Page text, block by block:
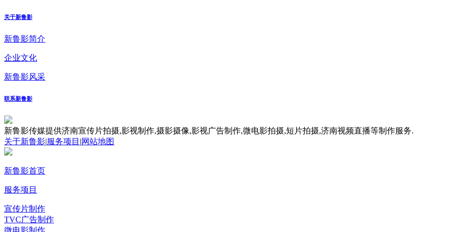
关于新鲁影
新鲁影简介
企业文化
新鲁影风采
联系新鲁影
新鲁影传媒提供济南宣传片拍摄,影视制作,摄影摄像,影视广告制作,微电影拍摄,短片拍摄,济南视频直播等制作服务.
关于新鲁影|服务项目 |网站地图
新鲁影首页
服务项目
宣传片制作
TVC广告制作
微电影制作